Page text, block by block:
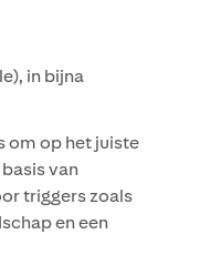
in bijna
om op het juiste
van
triggers zoals
en een